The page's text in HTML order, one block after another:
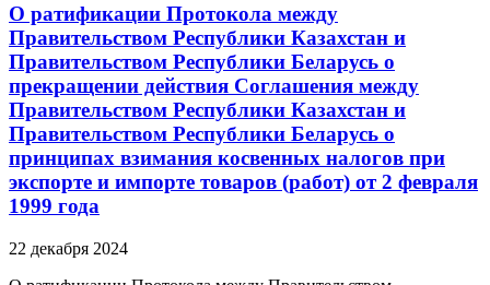
О ратификации Протокола между
Правительством Республики Казахстан и
Правительством Республики Беларусь о
прекращении действия Соглашения между
Правительством Республики Казахстан и
Правительством Республики Беларусь о
принципах взимания косвенных налогов при
экспорте и импорте товаров (работ) от 2 февраля
1999 года
22 декабря 2024